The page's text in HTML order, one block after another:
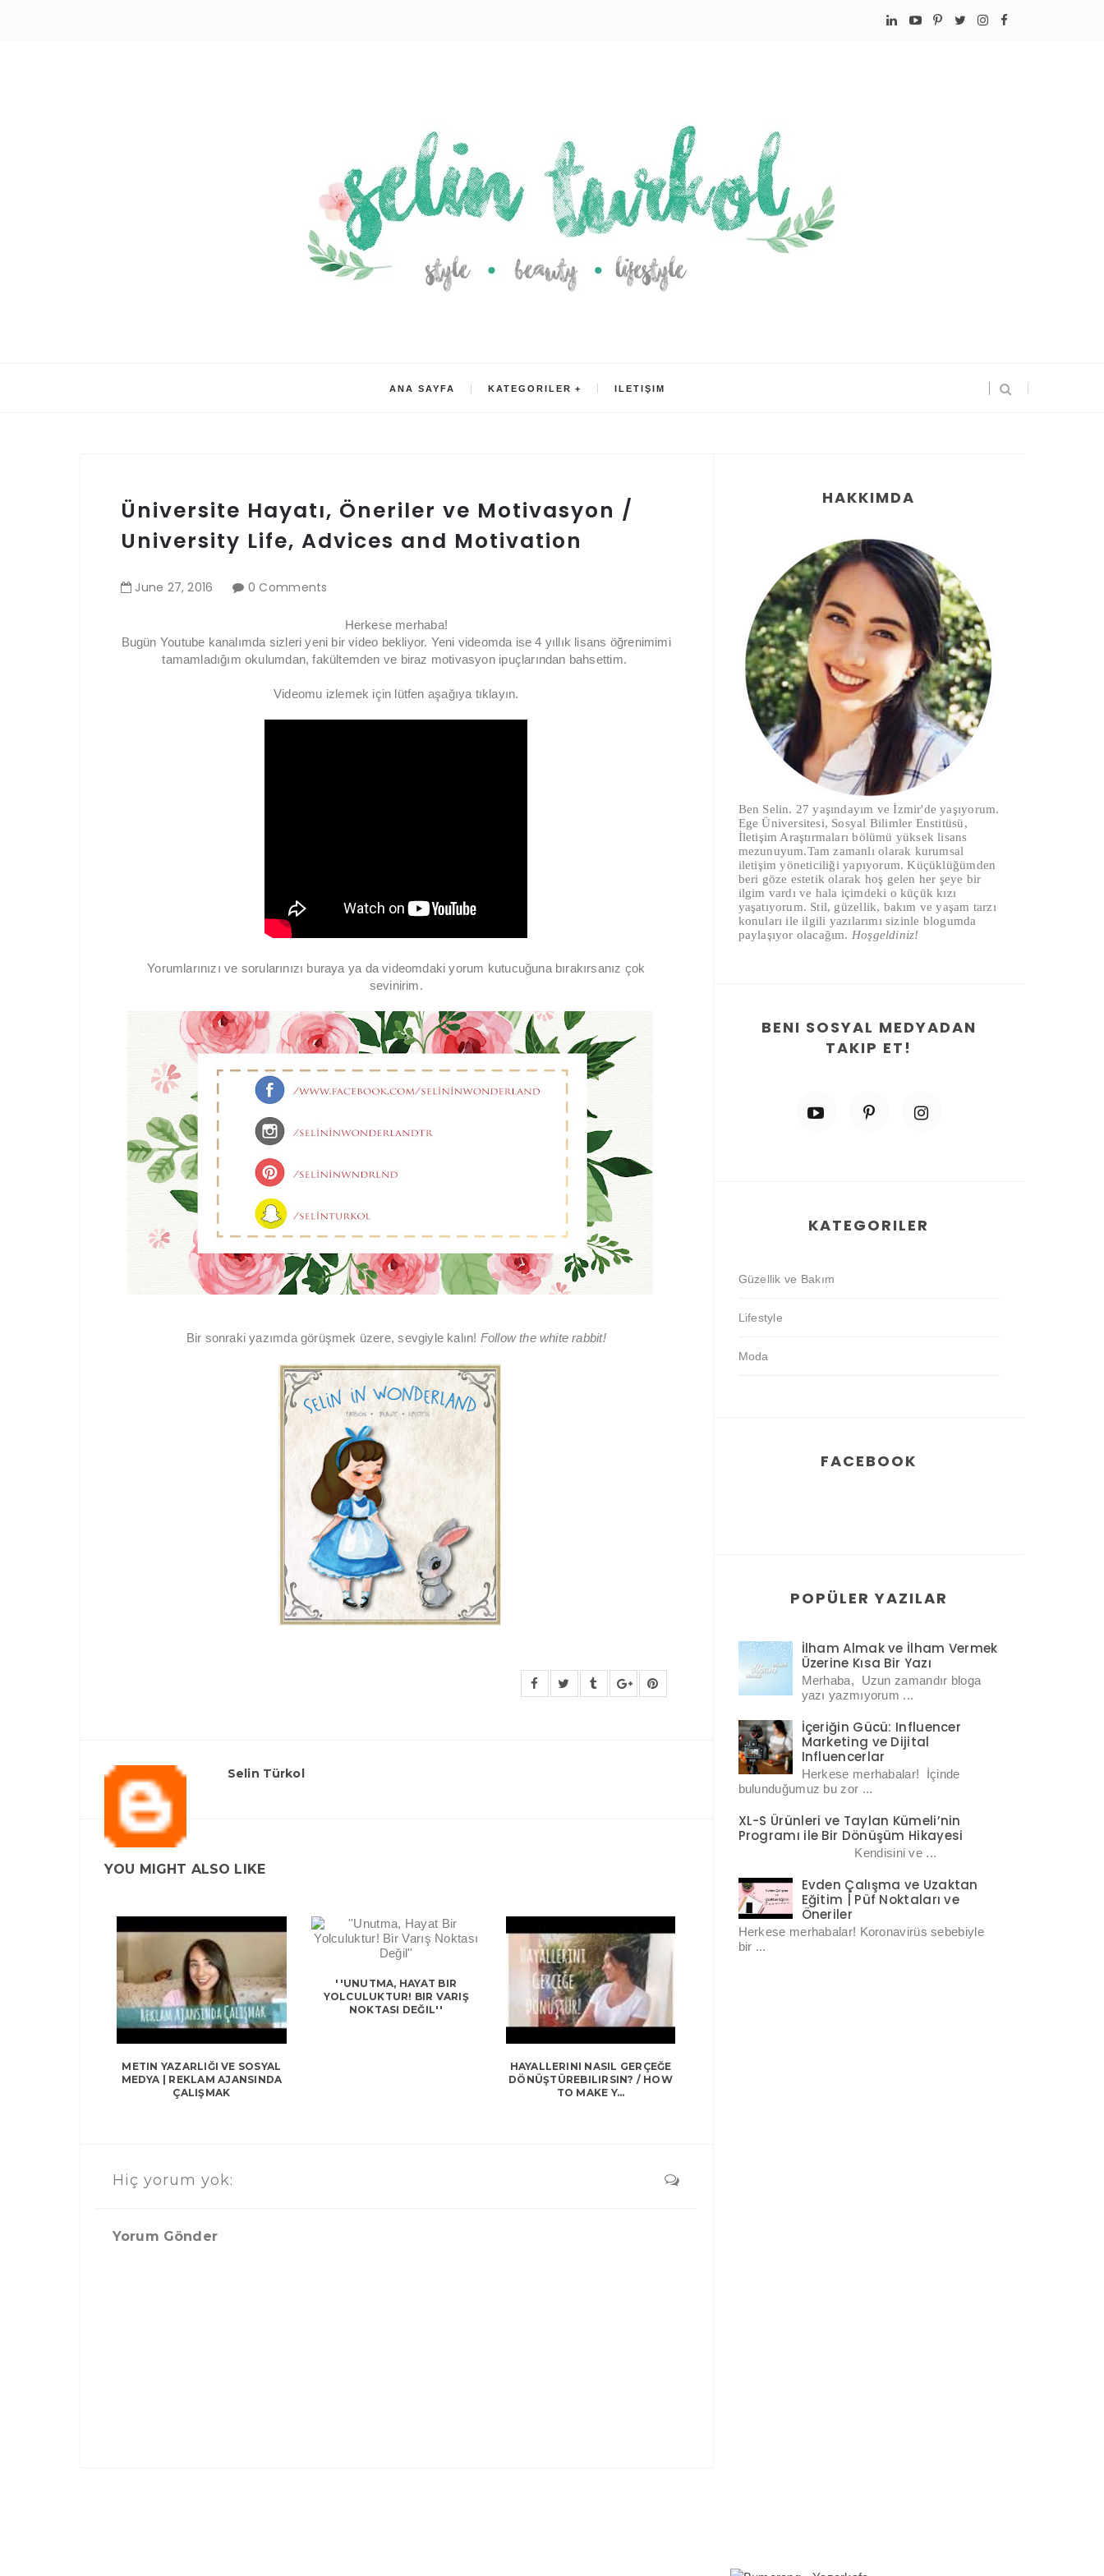
ANA SAYFA KATEGORILER ILETIŞIM
Üniversite Hayatı, Öneriler ve Motivasyon /
University Life, Advices and Motivation
June 27,2016 0 Comments
Herkese merhaba!
Bugün Youtube kanalımda sizleri yeni bir video bekliyor. Yeni videomda ise 4 yıllık lisans öğrenimimi
tamamladığım okulumdan, fakültemden ve biraz motivasyon ipuçlarından bahsettim.
Videomu izlemek için lütfen aşağıya tıklayın.
Yorumlarınızı ve sorularınızı buraya ya da videomdaki yorum kutucuğuna bırakırsanız çok
sevinirim.
Bir sonraki yazımda görüşmek üzere, sevgiyle kalın! Follow the white rabbit!
Selin Türkol
YOU MIGHT ALSO LIKE
METIN YAZARLIĞI VE SOSYAL
MEDYA | REKLAM AJANSINDA
ÇALIŞMAK
''UNUTMA, HAYAT BIR
YOLCULUKTUR! BIR VARIŞ
NOKTASI DEĞIL''
HAYALLERINI NASIL GERÇEĞE
DÖNÜŞTÜREBILIRSIN? / HOW
TO MAKE Y...
Hiç yorum yok:
Yorum Gönder
HAKKIMDA
Ben Selin. 27 yaşındayım ve İzmir'de yaşıyorum.
Ege Üniversitesi, Sosyal Bilimler Enstitüsü,
İletişim Araştırmaları bölümü yüksek lisans
mezunuyum.Tam zamanlı olarak kurumsal
iletişim yöneticiliği yapıyorum. Küçüklüğümden
beri göze estetik olarak hoş gelen her şeye bir
ilgim vardı ve hala içimdeki o küçük kızı
yaşatıyorum. Stil, güzellik, bakım ve yaşam tarzı
konuları ile ilgili yazılarımı sizinle blogumda
paylaşıyor olacağım. Hoşgeldiniz!
BENI SOSYAL MEDYADAN
TAKIP ET!
KATEGORILER
Güzellik ve Bakım
Lifestyle
Moda
FACEBOOK
POPÜLER YAZILAR
İlham Almak ve İlham Vermek
Üzerine Kısa Bir Yazı
Merhaba, Uzun zamandır bloga
yazı yazmıyorum ...
İçeriğin Gücü: Influencer
Marketing ve Dijital
Influencerlar
Herkese merhabalar! İçinde
bulunduğumuz bu zor ...
XL-S Ürünleri ve Taylan Kümeli’nin
Programı ile Bir Dönüşüm Hikayesi
Kendisini ve ...
Evden Çalışma ve Uzaktan
Eğitim | Püf Noktaları ve
Öneriler
Herkese merhabalar! Koronavirüs sebebiyle
bir ...